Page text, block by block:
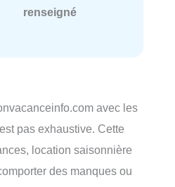
renseigné
avec les
pas exhaustive. Cette
location saisonnière
des manques ou